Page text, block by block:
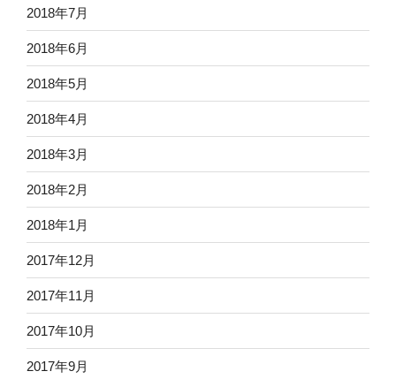
2018年7月
2018年6月
2018年5月
2018年4月
2018年3月
2018年2月
2018年1月
2017年12月
2017年11月
2017年10月
2017年9月